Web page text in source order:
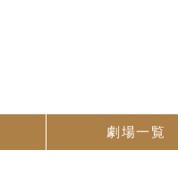
劇場一覧